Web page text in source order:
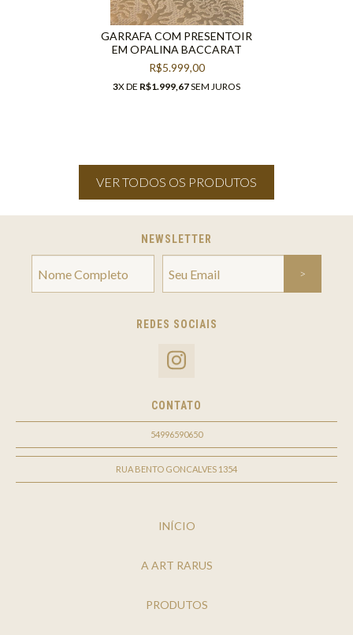
GARRAFA COM PRESENTOIR
EM OPALINA BACCARAT
R$5.999,00
3X DE R$1.999,67SEM JUROS
VER TODOS OS PRODUTOS
NEWSLETTER
REDES SOCIAIS
CONTATO
54996590650
RUA BENTO GONCALVES 1354
INÍCIO
A ART RARUS
PRODUTOS